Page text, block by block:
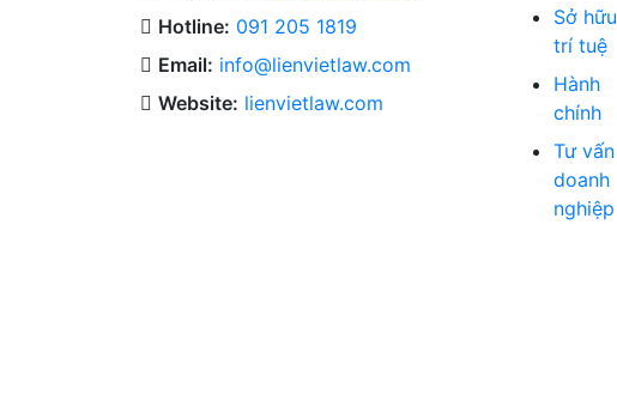
Hotline: 091 205 1819
Email: info@lienvietlaw.com
Website: lienvietlaw.com
Sở hữu
trí tuệ
Hành
chính
Tư vấn
doanh
nghiệp